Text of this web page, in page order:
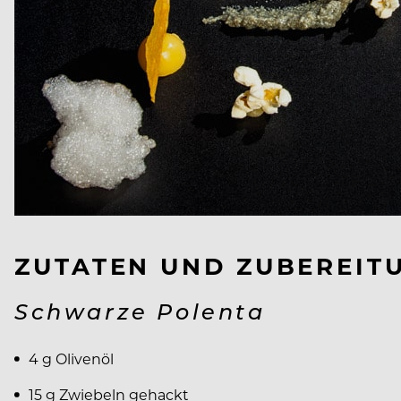
ZUTATEN UND
Schwarze Polenta
4 g Olivenöl
15 g Zwiebeln gehackt